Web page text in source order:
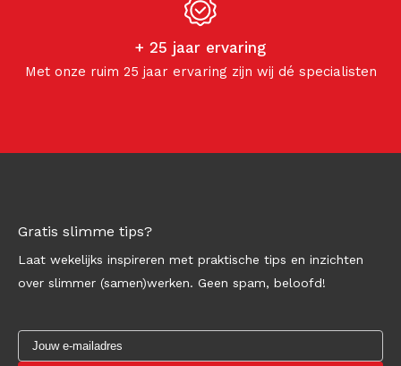
+ 25 jaar ervaring
Met onze ruim 25 jaar ervaring zijn wij dé specialisten
Gratis slimme tips?
Laat wekelijks inspireren met praktische tips en inzichten
over slimmer (samen)werken. Geen spam, beloofd!